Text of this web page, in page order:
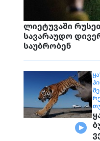
ლიეტუვაში
სავარაუდო
საუბრობენ